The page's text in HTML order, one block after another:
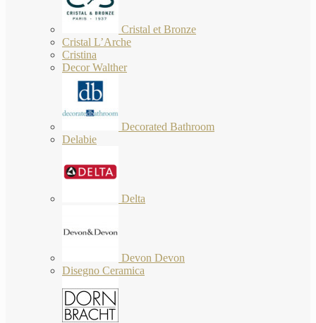
Cristal et Bronze
Cristal L’Arche
Cristina
Decor Walther
Decorated Bathroom
Delabie
Delta
Devon Devon
Disegno Ceramica